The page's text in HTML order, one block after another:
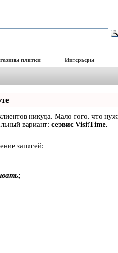
плитки Интерьеры
никуда. Мало того, что
вариант: сервис VisitTime.
записей: